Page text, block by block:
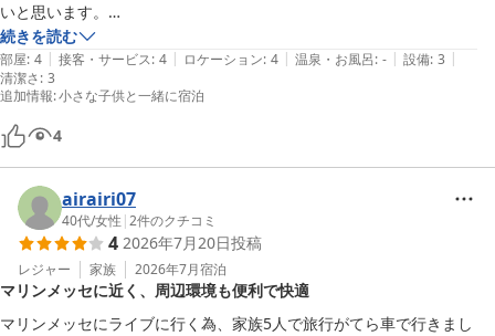
いと思います。
私はあまり気になりませんでしたが、ベニヤ貼りの床の上にフロアカー
ペットが敷いてあり、フロアカーペットがちょっとほこりっぽい感じで
嫌だったと家族から意見がありました。気になる人は気になるってとこ
ですね。
あと、チェックイン用の端末がつきっぱなしなので、夜眩しかったで
続きを読む
部屋: 4 | 接客・サービス: 4 | ロケーション: 4 | 温泉・お風呂: - | 設備: 3 |
清潔さ: 3
追加情報:小さな子供と一緒に宿泊
4
airairi07
40代/女性 |2件のクチコミ
4 2026年7月20日投稿
レジャー 家族 2026年7月宿泊
マリンメッセに近く、周辺環境も便利で快適
マリンメッセにライブに行く為、家族5人で旅行がてら車で行きまし